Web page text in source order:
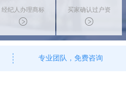
经纪人办理商标
转让手续，交付
相关证书
买家确认过户资
料后，平台解冻
资金支付卖家
专业团队，免费咨询